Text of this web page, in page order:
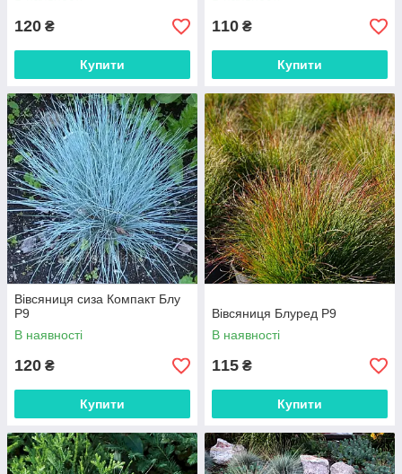
120 ₴
Купити
110 ₴
Купити
Вівсяниця сиза Компакт Блу
Р9
В наявності
120 ₴
Купити
Вівсяниця Блуред Р9
В наявності
115 ₴
Купити